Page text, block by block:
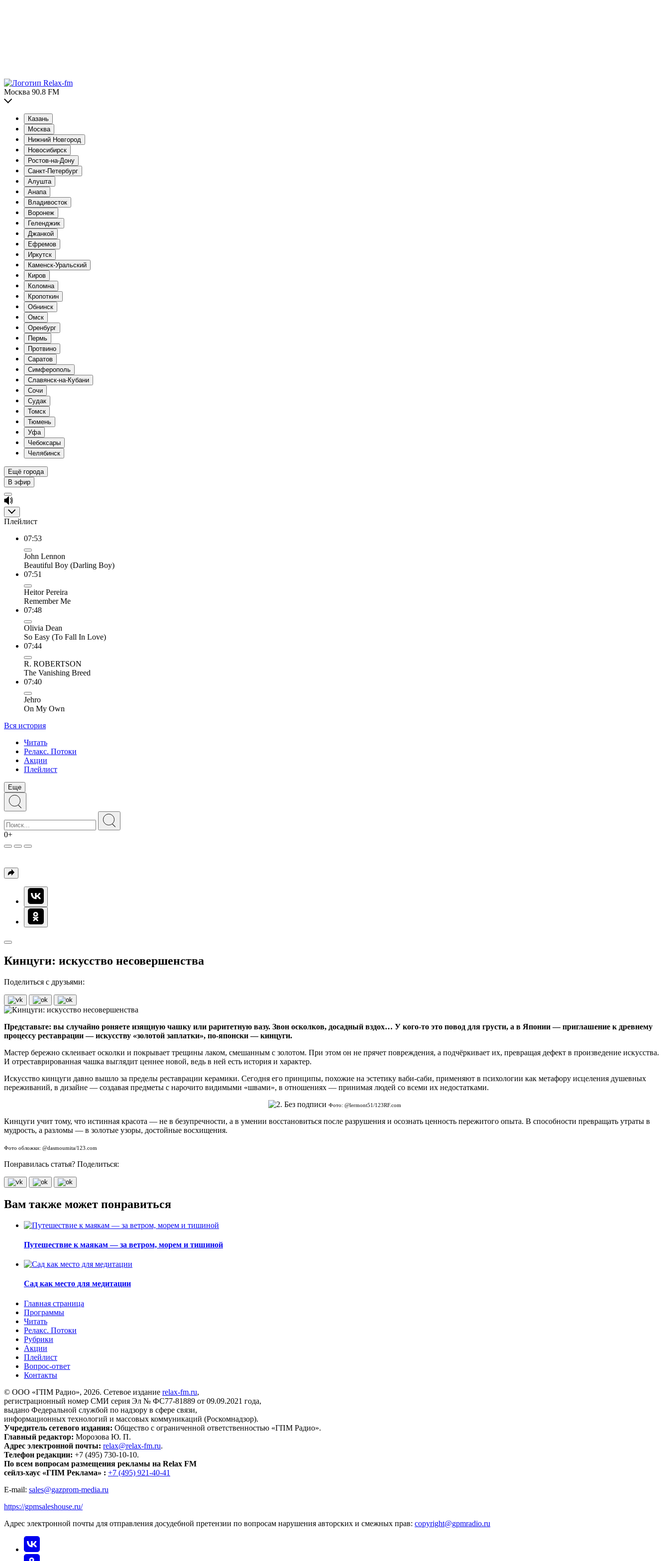
Москва 90.8 FM
Казань
Москва
Нижний Новгород
Новосибирск
Ростов-на-Дону
Санкт-Петербург
Алушта
Анапа
Владивосток
Воронеж
Геленджик
Джанкой
Ефремов
Иркутск
Каменск-Уральский
Киров
Коломна
Кропоткин
Обнинск
Омск
Оренбург
Пермь
Протвино
Саратов
Симферополь
Славянск-на-Кубани
Сочи
Судак
Томск
Тюмень
Уфа
Чебоксары
Челябинск
Ещё города
В эфир
Плейлист
07:53
John Lennon
Beautiful Boy (Darling Boy)
07:51
Heitor Pereira
Remember Me
07:48
Olivia Dean
So Easy (To Fall In Love)
07:44
R. ROBERTSON
The Vanishing Breed
07:40
Jehro
On My Own
Вся история
Читать
Релакс. Потоки
Акции
Плейлист
Еще
0+
Кинцуги: искусство несовершенства
Поделиться с друзьями:
Представьте: вы случайно роняете изящную чашку или раритетную вазу. Звон осколков, досадный вздох… У кого-то это повод для грусти, а в Японии — приглашение к древнему
процессу реставрации — искусству «золотой заплатки», по-японски — кинцуги.
Мастер бережно склеивает осколки и покрывает трещины лаком, смешанным с золотом. При этом он не прячет повреждения, а подчёркивает их, превращая дефект в произведение искусства.
И отреставрированная чашка выглядит ценнее новой, ведь в ней есть история и характер.
Искусство кинцуги давно вышло за пределы реставрации керамики. Сегодня его принципы, похожие на эстетику ваби-саби, применяют в психологии как метафору исцеления душевных
переживаний, в дизайне — создавая предметы с нарочито видимыми «швами», в отношениях — принимая людей со всеми их недостатками.
Фото: @lermont51/123RF.com
Кинцуги учит тому, что истинная красота — не в безупречности, а в умении восстановиться после разрушения и осознать ценность пережитого опыта. В способности превращать утраты в
мудрость, а разломы — в золотые узоры, достойные восхищения.
Фото обложки: @dasmoumita/123.com
Понравилась статья? Поделиться:
Вам также может понравиться
Путешествие к маякам — за ветром, морем и тишиной
Сад как место для медитации
Главная страница
Программы
Читать
Релакс. Потоки
Рубрики
Акции
Плейлист
Вопрос-ответ
Контакты
© ООО «ГПМ Радио», 2026. Сетевое издание relax-fm.ru,
регистрационный номер СМИ серия Эл № ФС77-81889 от 09.09.2021 года,
выдано Федеральной службой по надзору в сфере связи,
информационных технологий и массовых коммуникаций (Роскомнадзор).
Учредитель сетевого издания: Общество с ограниченной ответственностью «ГПМ Радио».
Главный редактор: Морозова Ю. П.
Адрес электронной почты: relax@relax-fm.ru.
Телефон редакции: +7 (495) 730-10-10.
По всем вопросам размещения рекламы на Relax FM
сейлз-хаус «ГПМ Реклама» : +7 (495) 921-40-41
E-mail: sales@gazprom-media.ru
https://gpmsaleshouse.ru/
Адрес электронной почты для отправления досудебной претензии по вопросам нарушения авторских и смежных прав: copyright@gpmradio.ru